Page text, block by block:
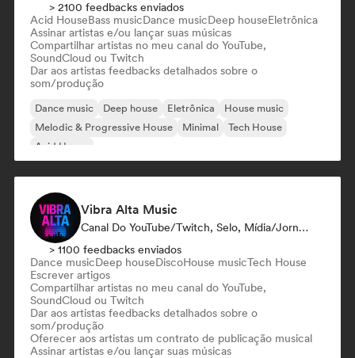
> 2100 feedbacks enviados
Acid HouseBass musicDance musicDeep houseEletrônica
Assinar artistas e/ou lançar suas músicas
Compartilhar artistas no meu canal do YouTube,
SoundCloud ou Twitch
Dar aos artistas feedbacks detalhados sobre o
som/produção
Dance music Deep house Eletrônica
House music
Melodic & Progressive House
Minimal
Tech House
Acid House
Vibra Alta Music
Canal Do YouTube/Twitch, Selo, Mídia/Jornalista, Editora, Especialista Em Som
> 1100 feedbacks enviados
Dance musicDeep houseDiscoHouse musicTech House
Escrever artigos
Compartilhar artistas no meu canal do YouTube,
SoundCloud ou Twitch
Dar aos artistas feedbacks detalhados sobre o
som/produção
Oferecer aos artistas um contrato de publicação musical
Assinar artistas e/ou lançar suas músicas